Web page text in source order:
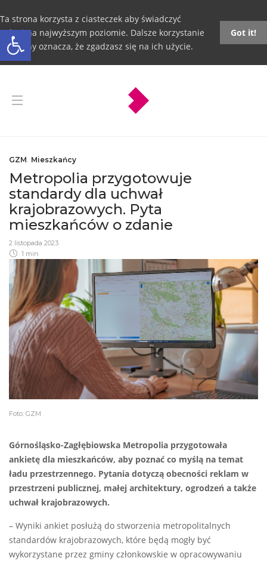
Otwórz pasek narzędzi
Ta strona korzysta z ciasteczek aby świadczyć
usługi na najwyższym poziomie. Dalsze korzystanie
ze strony oznacza, że zgadzasz się na ich użycie.
Got it!
GZM, Mieszkańcy
Metropolia przygotowuje
standardy dla uchwał
krajobrazowych. Pyta
mieszkańców o zdanie
2 listopada 2023
1 min
Foto: GZM
Górnośląsko-Zagłębiowska Metropolia przygotowała
ankietę dla mieszkańców, aby poznać co myślą na temat
ładu przestrzennego. Pytania dotyczą obecności reklam w
przestrzeni publicznej, małej architektury, ogrodzeń a także
uchwał krajobrazowych.
– Wyniki ankiet posłużą do stworzenia metropolitalnych
standardów krajobrazowych, które będą mogły być
wykorzystane przez gminy członkowskie w opracowywaniu